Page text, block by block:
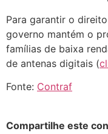
Para garantir o
governo mantém o
famílias de baixa
de antenas digitais (
Fonte: Contraf
Compartilhe este